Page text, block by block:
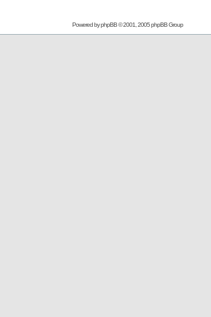
Powered byphpBB© 2001, 2005 phpBB Group